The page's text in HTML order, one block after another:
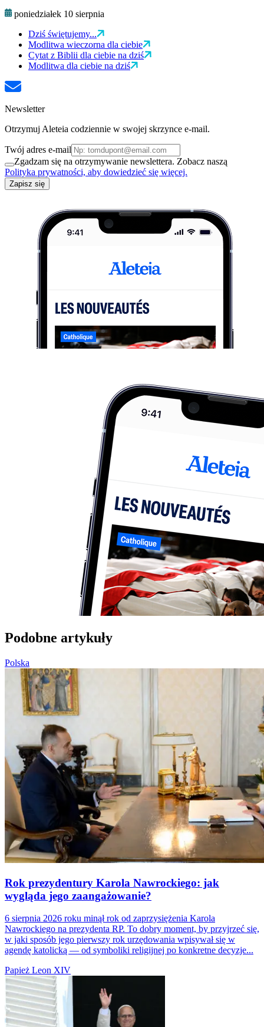
poniedziałek 10 sierpnia
Dziś świętujemy...
Modlitwa wieczorna dla ciebie
Cytat z Biblii dla ciebie na dziś
Modlitwa dla ciebie na dziś
Newsletter
Otrzymuj Aleteia codziennie w swojej skrzynce e-mail.
Twój adres e-mail
Zgadzam się na otrzymywanie newslettera. Zobacz naszą
Polityka prywatności, aby dowiedzieć się więcej.
Zapisz się
Podobne artykuły
Polska
Rok prezydentury Karola Nawrockiego: jak
wygląda jego zaangażowanie?
6 sierpnia 2026 roku minął rok od zaprzysiężenia Karola
Nawrockiego na prezydenta RP. To dobry moment, by przyjrzeć się,
w jaki sposób jego pierwszy rok urzędowania wpisywał się w
agendę katolicką — od symboliki religijnej po konkretne decyzje...
Papież Leon XIV